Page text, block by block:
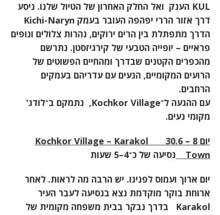
KUL הענק ואל החלק האחרון של הטיול שלנו. ניסע
דרך אזור הררי יפהפה העובר בעמק Kichi-Naryn
הדרך מתפתלת בין הרים ירוקים, נהרות צלולים ונופים
פראיים – יופייה הטבעי של קירגיזסטן. נתרשם
מהכפרים הקטנים שבדרך ומהחיים הפשוטים של
הרועים המקומיים, הנעים עם עדריהם בעמקים
הרחבים.
עם ההגעה ל־Kochkor Village,
נתמקם ב־לודג'
מקומי נעים.
יום 8 – 30.6
Kochkor Village – Karakol
Town
נסיעה של כ־4–5 שעות
יום ארוך ועמוס לפנינו. יש הרבה מה לראות. לאחר
ארוחת בוקר מוקדמת נצא בנסיעה לעבר העיר
Karakol
בדרך נבקר בבית משפחה מקומית של